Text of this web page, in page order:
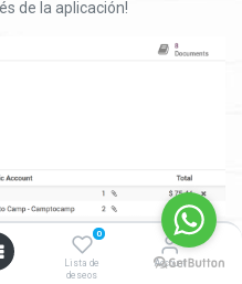
0
Lista de
deseos
Account
de la aplicación!